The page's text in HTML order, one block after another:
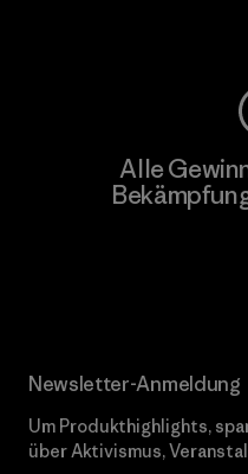
Alle
Newsletter-Anmeldung
Um Produkthighlights,
über Aktivismus,